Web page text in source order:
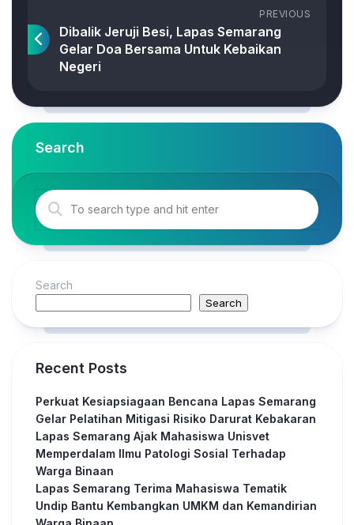
PREVIOUS
Dibalik Jeruji Besi, Lapas Semarang
Gelar Doa Bersama Untuk Kebaikan
Negeri
Search
Search
Search
Recent Posts
Perkuat Kesiapsiagaan Bencana Lapas Semarang
Gelar Pelatihan Mitigasi Risiko Darurat Kebakaran
Lapas Semarang Ajak Mahasiswa Unisvet
Memperdalam Ilmu Patologi Sosial Terhadap
Warga Binaan
Lapas Semarang Terima Mahasiswa Tematik
Undip Bantu Kembangkan UMKM dan Kemandirian